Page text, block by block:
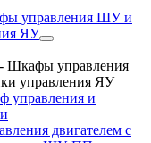
управления ШУ и
ЯУ
управления
управления ЯУ
и
двигателем с